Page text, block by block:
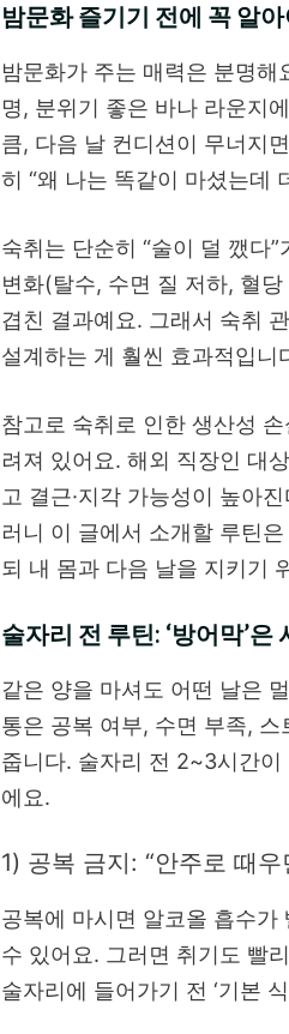
밤문화 즐기기 전에 꼭 알
밤문화가 주는 매력은 분명
명, 분위기 좋은 바나 라운지
큼, 다음 날 컨디션이 무너지
히 “왜 나는 똑같이 마셨는데
숙취는 단순히 “술이 덜 깼다
변화(탈수, 수면 질 저하, 혈
겹친 결과예요. 그래서 숙취
설계하는 게 훨씬 효과적입니
참고로 숙취로 인한 생산성
려져 있어요. 해외 직장인 대
고 결근·지각 가능성이 높아
러니 이 글에서 소개할 루틴
되 내 몸과 다음 날을 지키기
술자리 전 루틴: ‘방어막’은
같은 양을 마셔도 어떤 날은
통은 공복 여부, 수면 부족,
줍니다. 술자리 전 2~3시간
에요.
1) 공복 금지: “안주로 때
공복에 마시면 알코올 흡수
수 있어요. 그러면 취기도 빨
술자리에 들어가기 전 ‘기본